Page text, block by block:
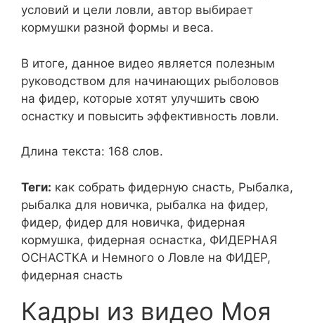
условий и цели ловли, автор выбирает
кормушки разной формы и веса.
В итоге, данное видео является полезным
руководством для начинающих рыболовов
на фидер, которые хотят улучшить свою
оснастку и повысить эффективность ловли.
Длина текста: 168 слов.
Теги: как собрать фидерную снасть, Рыбалка,
рыбалка для новичка, рыбалка на фидер,
фидер, фидер для новичка, фидерная
кормушка, фидерная оснастка, ФИДЕРНАЯ
ОСНАСТКА и Немного о Ловле на ФИДЕР,
фидерная снасть
Кадры из видео Моя